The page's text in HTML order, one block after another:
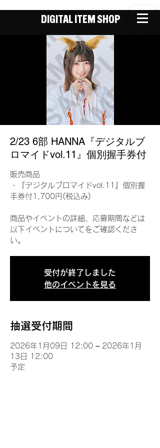
DIGITAL ITEM SHOP
2/23 6部 HANNA『デジタルブ
ロマイドvol.11』個別握手券付
販売商品
・『デジタルブロマイドvol.11』個別握
手券付1,700円(税込み)
商品やイベントの詳細、応募期間などは
以下イベントについてをご確認くださ
い。
受付が終了しました
他のイベントを見る
抽選受付期間
2026年1月09日 12:00 – 2026年1月
13日 12:00
予定